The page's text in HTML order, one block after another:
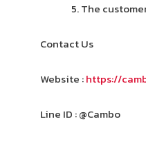
5. The
Contact Us
Website :https://
Line ID : @Cambo